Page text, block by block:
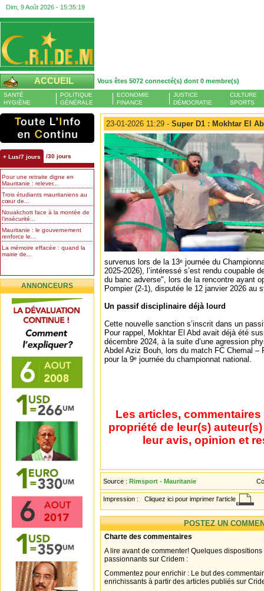
Dim, 9 Août 2026 - 15:35:20
ACCUEIL Vous êtes 5072 connecté(s) dont 0 membre(s)
SANTÉ
HYGIÈNE
POLITIQUE
GÉNÉRALE
ECONOMIE
FINANCE
JUSTICE
DÉMOCRATIE
CULTURE
SPORTS
+ Lus/7 jours /30 jours
Pour une retraite digne en
Mauritanie : relever...
Trois étudiants mauritaniens au
cœur de...
Nouakchott face à la montée de
l’insécurité...
Mauritanie : le gouvernement
renforce le...
La mémoire effacée : quand la
mairie de...
ANNONCEURS
23-01-2026 11:29 - Super D1 : Mokhtar El
survenus lors de la 13ᵉ journée du
2025-2026), l’intéressé s’est rendu coupable
du banc adverse", lors de la rencontre ayant
Pompier (2-1), disputée le 12 janvier 2026 au
Un passif disciplinaire déjà lourd
Cette nouvelle sanction s’inscrit dans un
Pour rappel, Mokhtar El Abd avait déjà été
décembre 2024, à la suite d’une agression
Abdel Aziz Bouh, lors du match FC Chemal –
pour la 9ᵉ journée du championnat national.
Les articles,
propriété de leur(s)
leur avis, opinion et
Source : Rimsport - Mauritanie
Impression : Cliquez ici pour imprimer l'article
POSTEZ UN
Charte des commentaires
A lire avant de commenter! Quelques
passionnants sur Cridem :
Commentez pour enrichir : Le but des
enrichissants à partir des articles publiés sur